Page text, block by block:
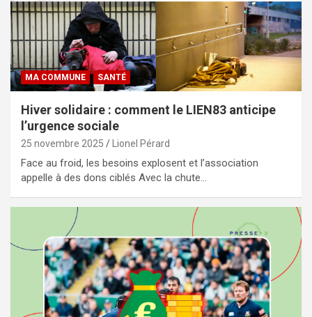
MA COMMUNE SANTÉ
Hiver solidaire : comment le LIEN83 anticipe
l’urgence sociale
25 novembre 2025 Lionel Pérard
Face au froid, les besoins explosent et l’association
appelle à des dons ciblés Avec la chute…